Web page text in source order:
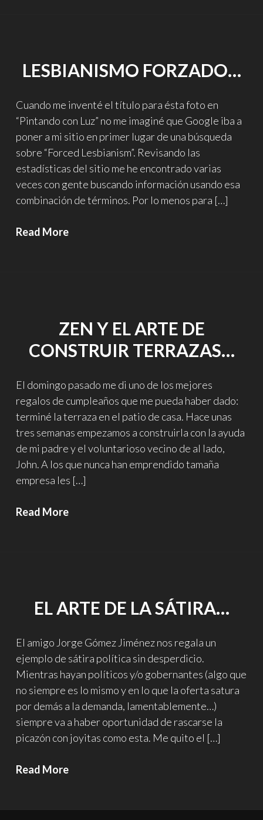
LESBIANISMO FORZADO…
Cuando me inventé el título para ésta foto en
“Pintando con Luz” no me imaginé que Google iba a
poner a mi sitio en primer lugar de una búsqueda
sobre “Forced Lesbianism”. Revisando las
estadísticas del sitio me he encontrado varias
veces con gente buscando información usando esa
combinación de términos. Por lo menos para […]
Read MoreLesbianismo
ZEN Y EL ARTE DE
CONSTRUIR TERRAZAS…
El domingo pasado me di uno de los mejores
regalos de cumpleaños que me pueda haber dado:
terminé la terraza en el patio de casa. Hace unas
tres semanas empezamos a construirla con la ayuda
de mi padre y el voluntarioso vecino de al lado,
John. A los que nunca han emprendido tamaña
empresa les […]
Read MoreZen
terrazas…
EL ARTE DE LA SÁTIRA…
El amigo Jorge Gómez Jiménez nos regala un
ejemplo de sátira política sin desperdicio.
Mientras hayan políticos y/o gobernantes (algo que
no siempre es lo mismo y en lo que la oferta satura
por demás a la demanda, lamentablemente…)
siempre va a haber oportunidad de rascarse la
picazón con joyitas como esta. Me quito el […]
Read MoreEl